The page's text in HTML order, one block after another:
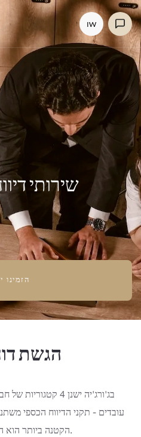
IW
שירותי
הזמינו
הגשת
בג'ורג'יה ישנן 4
עובדים - תקני הדיווח הכספי
הקטנה ביותר הוא הגשת דוח כספי לפחות פעם בשנה.